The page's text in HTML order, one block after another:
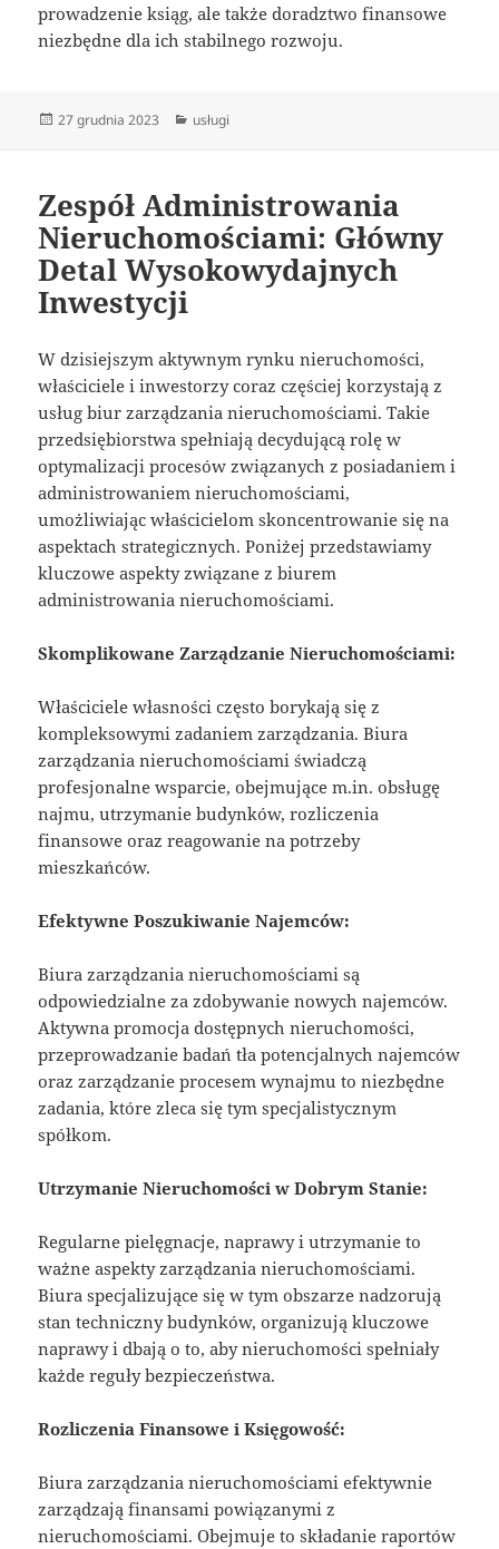
prowadzenie ksiąg, ale także doradztwo finansowe
niezbędne dla ich stabilnego rozwoju.
Data
27 grudnia 2023 Kategorie
usługi
Zespół Administrowania
Nieruchomościami: Główny
Detal Wysokowydajnych
Inwestycji
W dzisiejszym aktywnym rynku nieruchomości,
właściciele i inwestorzy coraz częściej korzystają z
usług biur zarządzania nieruchomościami. Takie
przedsiębiorstwa spełniają decydującą rolę w
optymalizacji procesów związanych z posiadaniem i
administrowaniem nieruchomościami,
umożliwiając właścicielom skoncentrowanie się na
aspektach strategicznych. Poniżej przedstawiamy
kluczowe aspekty związane z biurem
administrowania nieruchomościami.
Skomplikowane Zarządzanie Nieruchomościami:
Właściciele własności często borykają się z
kompleksowymi zadaniem zarządzania. Biura
zarządzania nieruchomościami świadczą
profesjonalne wsparcie, obejmujące m.in. obsługę
najmu, utrzymanie budynków, rozliczenia
finansowe oraz reagowanie na potrzeby
mieszkańców.
Efektywne Poszukiwanie Najemców:
Biura zarządzania nieruchomościami są
odpowiedzialne za zdobywanie nowych najemców.
Aktywna promocja dostępnych nieruchomości,
przeprowadzanie badań tła potencjalnych najemców
oraz zarządzanie procesem wynajmu to niezbędne
zadania, które zleca się tym specjalistycznym
spółkom.
Utrzymanie Nieruchomości w Dobrym Stanie:
Regularne pielęgnacje, naprawy i utrzymanie to
ważne aspekty zarządzania nieruchomościami.
Biura specjalizujące się w tym obszarze nadzorują
stan techniczny budynków, organizują kluczowe
naprawy i dbają o to, aby nieruchomości spełniały
każde reguły bezpieczeństwa.
Rozliczenia Finansowe i Księgowość:
Biura zarządzania nieruchomościami efektywnie
zarządzają finansami powiązanymi z
nieruchomościami. Obejmuje to składanie raportów